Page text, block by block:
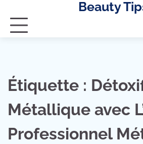
content
Beauty
Étiquette :
Métallique avec
Professionnel